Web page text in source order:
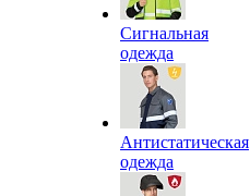
Сигнальная
одежда
Антистатическая
одежда